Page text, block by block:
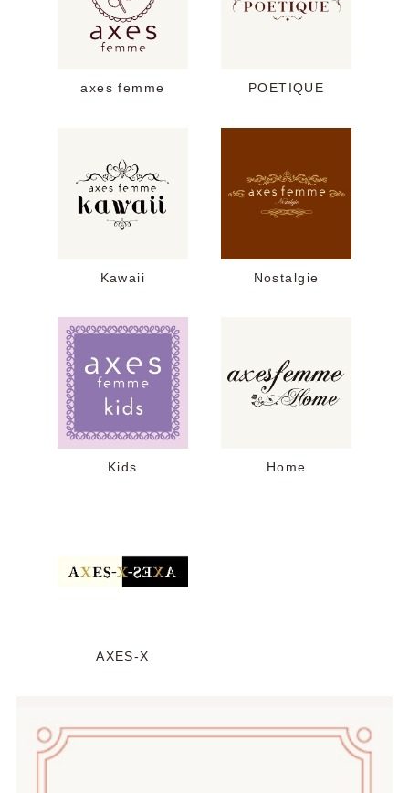
axes femme POETIQUE
Kawaii Nostalgie
Kids Home
AXES-X